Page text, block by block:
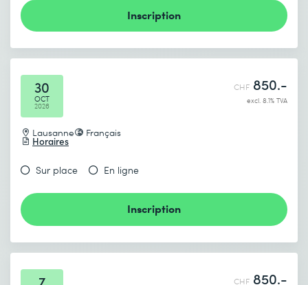
Inscription
30
OCT
2026
Lausanne Français
Horaires
CHF 850.-
excl. 8.1% TVA
Sur place En ligne
Inscription
7 CHF 850.-